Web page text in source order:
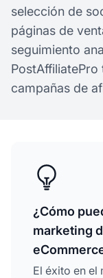
selección de
páginas de
seguimiento
campañas de
¿Cómo
marketing
El éxito en el